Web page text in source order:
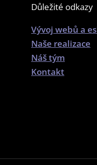
Důležité odkazy
Vývoj webů a
Naše realizace
Náš tým
Kontakt